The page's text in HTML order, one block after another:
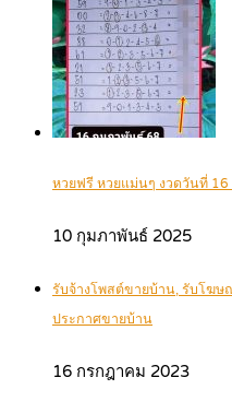
หวยฟรี หวยแม่นๆ งวดวันที่
10 กุมภาพันธ์ 2025
รับจ้างโพสต์ขายบ้าน, รับโฆษ
ประกาศขายบ้าน
16 กรกฎาคม 2023